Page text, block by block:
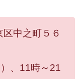
中之町５６
、11時～21